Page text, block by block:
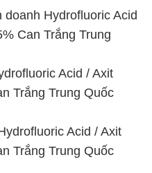
Trắng Trung Quốc
Acid / Axit
Trắng Trung Quốc
Hydrofluoric Acid /
Can Trắng Trung Quốc